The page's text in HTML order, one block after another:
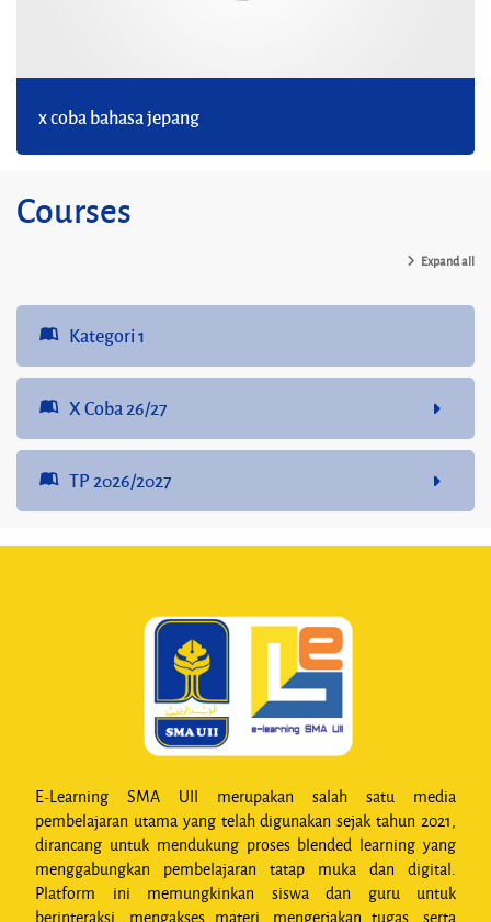
x coba bahasa jepang
Courses
Expand all
Kategori 1
X Coba 26/27
TP 2026/2027
E-Learning SMA UII merupakan salah satu media
pembelajaran utama yang telah digunakan sejak tahun 2021,
dirancang untuk mendukung proses blended learning yang
menggabungkan pembelajaran tatap muka dan digital.
Platform ini memungkinkan siswa dan guru untuk
berinteraksi, mengakses materi, mengerjakan tugas, serta